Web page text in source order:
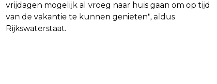
vrijdagen mogelijk al vroeg naar huis gaan om op tijd
van de vakantie te kunnen genieten", aldus
Rijkswaterstaat.